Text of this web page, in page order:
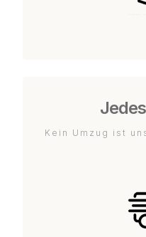
Kein Umzug ist